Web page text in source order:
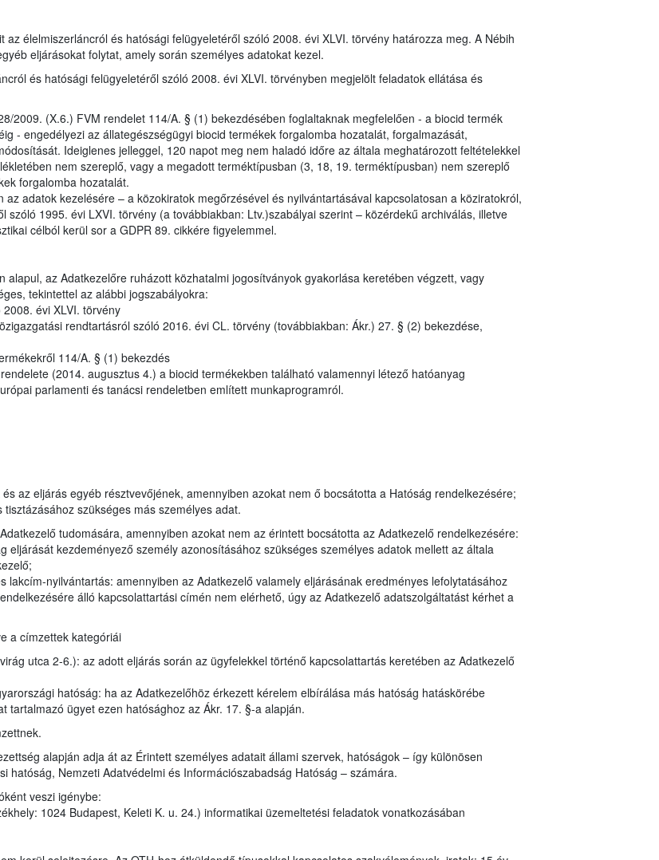
élelmiszerláncról és hatósági felügyeletéről szóló 2008. évi XLVI. törvény határozza meg. A Nébih
eljárásokat folytat, amely során személyes adatokat kezel.
és hatósági felügyeletéről szóló 2008. évi XLVI. törvényben megjelölt feladatok ellátása és
2009. (X.6.) FVM rendelet 114/A. § (1) bekezdésében foglaltaknak megfelelően - a biocid termék
- engedélyezi az állategészségügyi biocid termékek forgalomba hozatalát, forgalmazását,
Ideiglenes jelleggel, 120 napot meg nem haladó időre az általa meghatározott feltételekkel
nem szereplő, vagy a megadott terméktípusban (3, 18, 19. terméktípusban) nem szereplő
forgalomba hozatalát.
adatok kezelésére – a közokiratok megőrzésével és nyilvántartásával kapcsolatosan a köziratokról,
1995. évi LXVI. törvény (a továbbiakban: Ltv.)szabályai szerint – közérdekű archiválás, illetve
célból kerül sor a GDPR 89. cikkére figyelemmel.
alapul, az Adatkezelőre ruházott közhatalmi jogosítványok gyakorlása keretében végzett, vagy
tekintettel az alábbi jogszabályokra:
évi XLVI. törvény
rendtartásról szóló 2016. évi CL. törvény (továbbiakban: Ákr.) 27. § (2) bekezdése,
114/A. § (1) bekezdés
(2014. augusztus 4.) a biocid termékekben található valamennyi létező hatóanyag
parlamenti és tanácsi rendeletben említett munkaprogramról.
az eljárás egyéb résztvevőjének, amennyiben azokat nem ő bocsátotta a Hatóság rendelkezésére;
szükséges más személyes adat.
tudomására, amennyiben azokat nem az érintett bocsátotta az Adatkezelő rendelkezésére:
kezdeményező személy azonosításához szükséges személyes adatok mellett az általa
nyilvántartás: amennyiben az Adatkezelő valamely eljárásának eredményes lefolytatásához
álló kapcsolattartási címén nem elérhető, úgy az Adatkezelő adatszolgáltatást kérhet a
a címzettek kategóriái
utca 2-6.): az adott eljárás során az ügyfelekkel történő kapcsolattartás keretében az Adatkezelő
hatóság: ha az Adatkezelőhöz érkezett kérelem elbírálása más hatóság hatáskörébe
tartalmazó ügyet ezen hatósághoz az Ákr. 17. §-a alapján.
alapján adja át az Érintett személyes adatait állami szervek, hatóságok – így különösen
hatóság, Nemzeti Adatvédelmi és Információszabadság Hatóság – számára.
veszi igénybe:
1024 Budapest, Keleti K. u. 24.) informatikai üzemeltetési feladatok vonatkozásában